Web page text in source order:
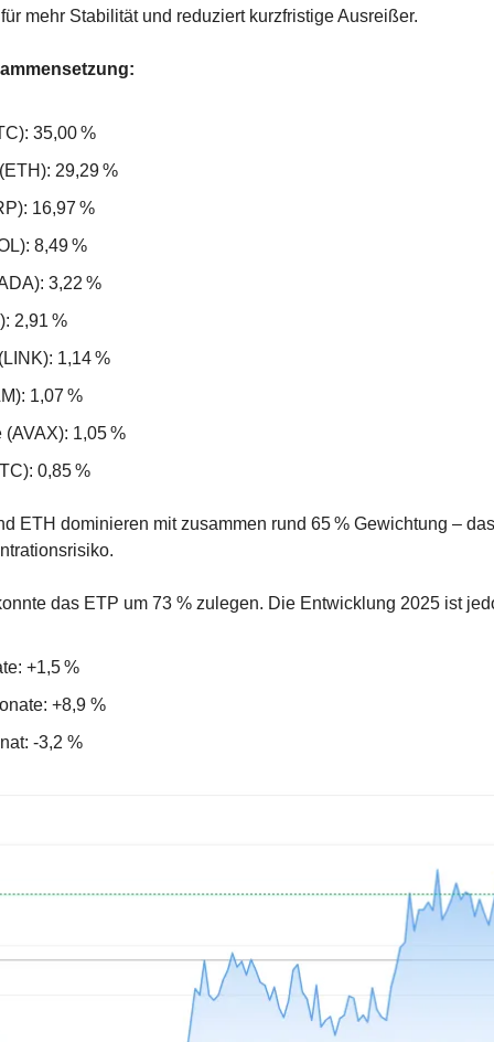
mehr Stabilität und reduziert kurzfristige Ausreißer.
35,00 %
29,29 %
16,97 %
8,49 %
3,22 %
2,91 %
1,14 %
1,07 %
1,05 %
0,85 %
ETH dominieren mit zusammen rund 65 % Gewichtung –
das ETP um 73 % zulegen. Die Entwicklung 2025 ist
+1,5 %
+8,9 %
-3,2 %